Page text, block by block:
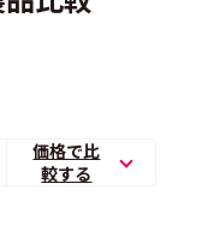
価格で比
較する